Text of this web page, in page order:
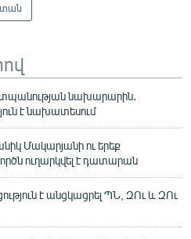
նախարարին․
է նախատեսում
Մակարյանի ու երեք
ուղարկվել է դատարան
է անցկացրել ՊՆ, ԶՈւ և ԶՈւ